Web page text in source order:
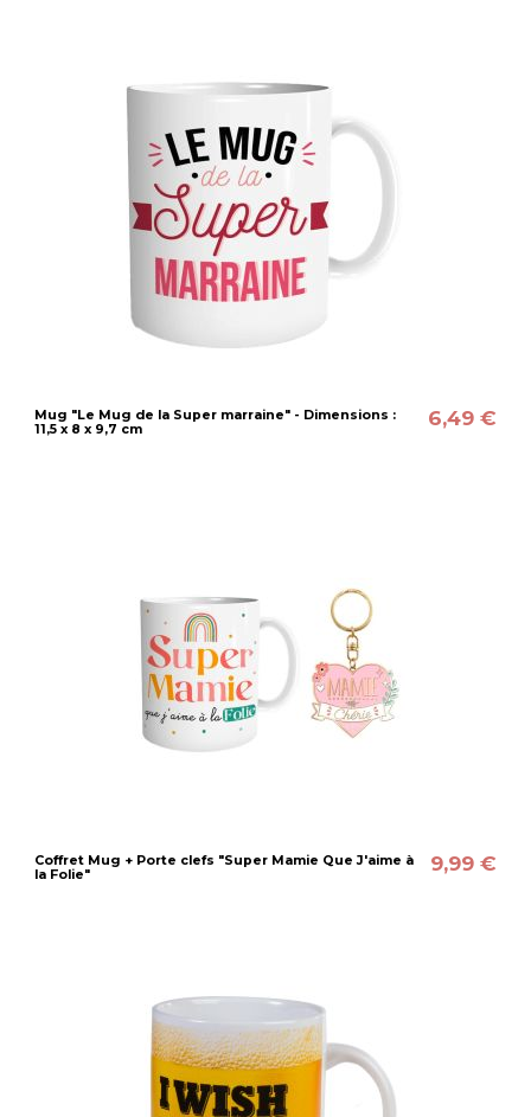
Mug "Le Mug de la Super marraine" - Dimensions :
11,5 x 8 x 9,7 cm
6,49 €
Coffret Mug + Porte clefs "Super Mamie Que J'aime à
la Folie"
9,99 €